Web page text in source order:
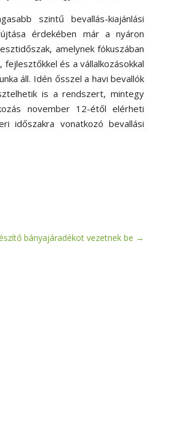
szintű bevallás-kiajánlási
érdekében már a nyáron
amelynek fókuszában
fejlesztőkkel és a vállalkozásokkal
áll. Idén ősszel a havi bevallók
is a rendszert, mintegy
november 12-étől elérheti
időszakra vonatkozó bevallási
bányajáradékot vezetnek be →